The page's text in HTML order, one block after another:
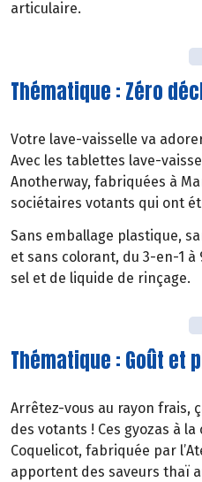
articulaire.
Thématique : Zéro
Votre lave-vaisselle va
Avec les tablettes lave-
Anotherway, fabriquées à
sociétaires votants qui ont
​Sans emballage plastique,
et sans colorant, du 3-en-1
sel et de liquide de rinçage.
Thématique : Goût et
Arrêtez-vous au rayon frais,
des votants ! Ces gyozas à
Coquelicot, fabriquée par
apportent des saveurs thaï